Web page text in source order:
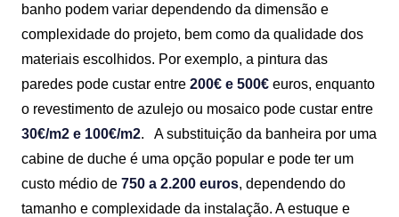
banho podem variar dependendo da dimensão e
complexidade do projeto, bem como da qualidade dos
materiais escolhidos. Por exemplo, a pintura das
paredes pode custar entre 200€ e 500€ euros, enquanto
o revestimento de azulejo ou mosaico pode custar entre
30€/m2 e 100€/m2.
A substituição da banheira por uma
cabine de duche é uma opção popular e pode ter um
custo médio de 750 a 2.200 euros, dependendo do
tamanho e complexidade da instalação. A estuque e